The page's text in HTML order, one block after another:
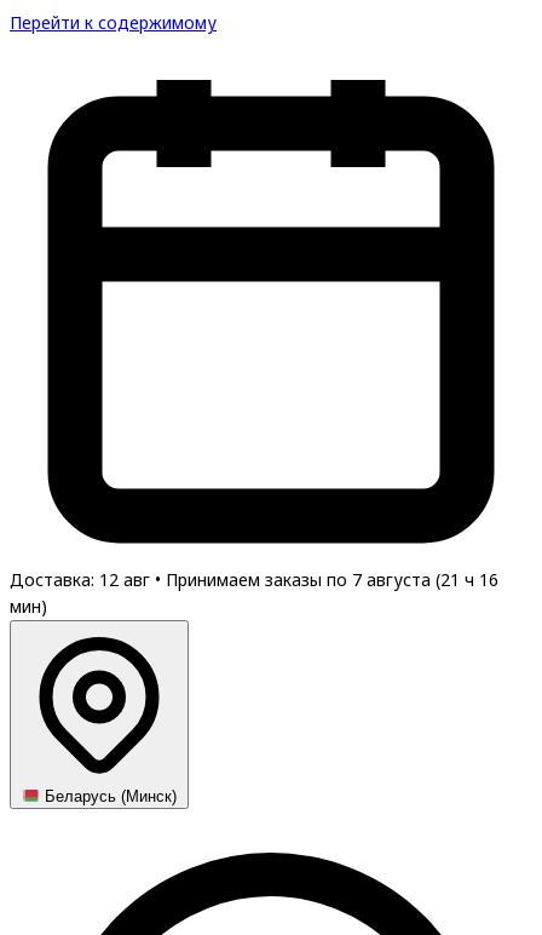
Перейти к содержимому
Доставка: 12 авг • Принимаем заказы по 7 августа (21 ч 16
мин)
Беларусь (Минск)